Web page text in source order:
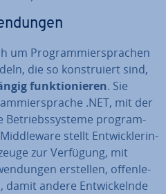
um Pro­gram­mier­spra­chen
die so kon­stru­iert sind,
funk­tio­nie­ren. Sie
.NET, mit der
Be­triebs­sys­te­me pro­gram­
stellt Ent­wick­le­rin­
zur Verfügung, mit
erstellen, of­fen­le­
damit andere Ent­wi­ckeln­de